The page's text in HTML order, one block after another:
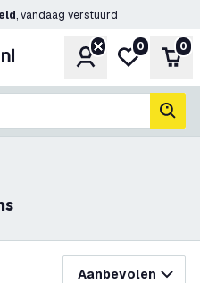
, vandaag verstuurd
Account
Mijn
0 0
Aanbevolen